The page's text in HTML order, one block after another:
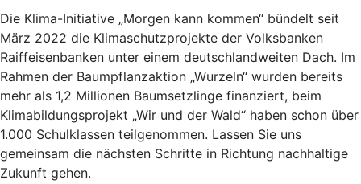
Die Klima-Initiative „Morgen kann kommen“ bündelt seit
März 2022 die Klimaschutzprojekte der Volksbanken
Raiffeisenbanken unter einem deutschlandweiten Dach. Im
Rahmen der Baumpflanzaktion „Wurzeln“ wurden bereits
mehr als 1,2 Millionen Baumsetzlinge finanziert, beim
Klimabildungsprojekt „Wir und der Wald“ haben schon über
1.000 Schulklassen teilgenommen. Lassen Sie uns
gemeinsam die nächsten Schritte in Richtung nachhaltige
Zukunft gehen.